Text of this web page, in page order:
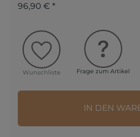
96,90 € *
Wunschliste Frage zum Artikel
IN DEN